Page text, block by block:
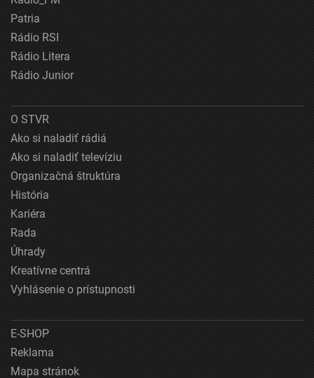
Patria
Rádio RSI
Rádio Litera
Rádio Junior
O STVR
Ako si naladiť rádiá
Ako si naladiť televíziu
Organizačná štruktúra
História
Kariéra
Rada
Úhrady
Kreatívne centrá
Vyhlásenie o prístupnosti
E-SHOP
Reklama
Mapa stránok